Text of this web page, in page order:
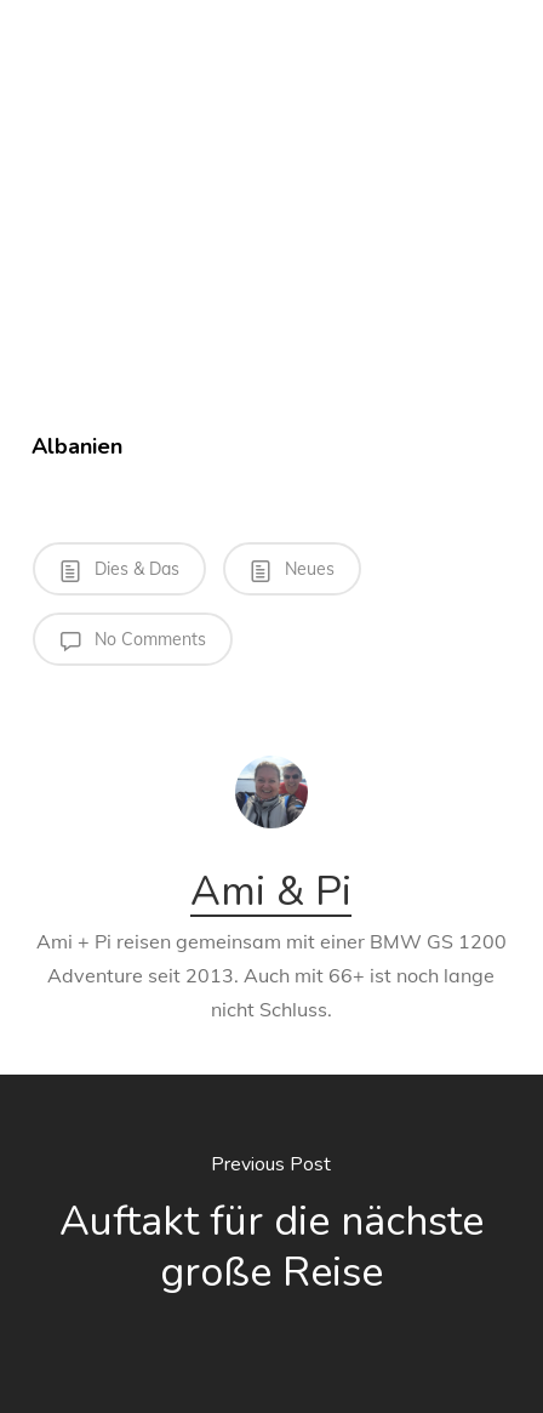
Albanien
Dies & Das Neues
No Comments
Ami & Pi
Ami + Pi reisen gemeinsam mit einer BMW GS 1200
Adventure seit 2013. Auch mit 66+ ist noch lange
nicht Schluss.
Previous Post
Auftakt für die nächste
große Reise